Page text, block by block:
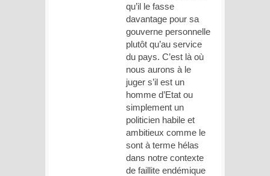
qu’il le fasse
davantage pour sa
gouverne personnelle
plutôt qu’au service
du pays. C’est là où
nous aurons à le
juger s’il est un
homme d’Etat ou
simplement un
politicien habile et
ambitieux comme le
sont à terme hélas
dans notre contexte
de faillite endémique